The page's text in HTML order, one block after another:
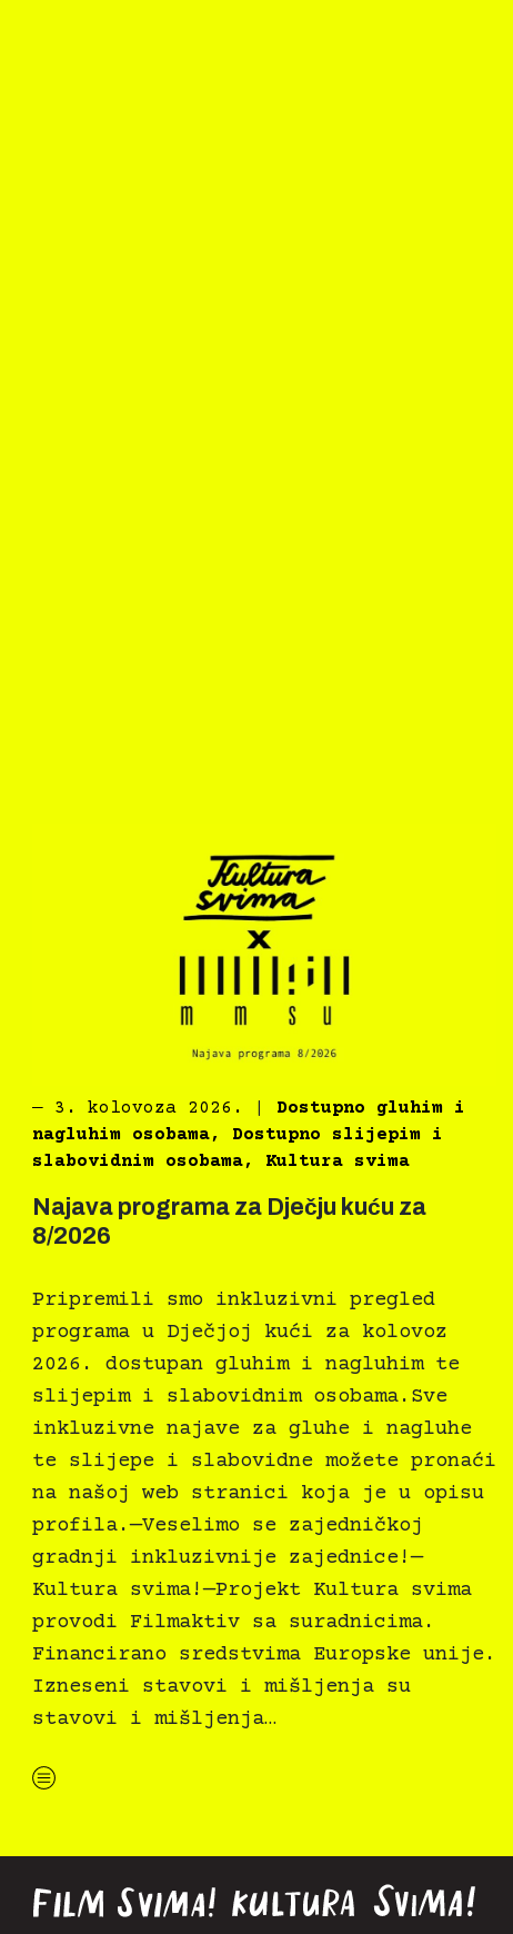
― 3. kolovoza 2026.
Dostupno gluhim i
nagluhim osobama, Dostupno slijepim i
slabovidnim osobama, Kultura svima
Najava programa za Dječju kuću za
8/2026
Pripremili smo inkluzivni pregled
programa u Dječjoj kući za kolovoz
2026. dostupan gluhim i nagluhim te
slijepim i slabovidnim osobama.Sve
inkluzivne najave za gluhe i nagluhe
te slijepe i slabovidne možete pronaći
na našoj web stranici koja je u opisu
profila.—Veselimo se zajedničkoj
gradnji inkluzivnije zajednice!—
Kultura svima!—Projekt Kultura svima
provodi Filmaktiv sa suradnicima.
Financirano sredstvima Europske unije.
Izneseni stavovi i mišljenja su
stavovi i mišljenja…
“Najava programa za Dječju kuću za 8/2026”